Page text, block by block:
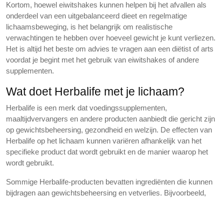
Kortom, hoewel eiwitshakes kunnen helpen bij het afvallen als
onderdeel van een uitgebalanceerd dieet en regelmatige
lichaamsbeweging, is het belangrijk om realistische
verwachtingen te hebben over hoeveel gewicht je kunt verliezen.
Het is altijd het beste om advies te vragen aan een diëtist of arts
voordat je begint met het gebruik van eiwitshakes of andere
supplementen.
Wat doet Herbalife met je lichaam?
Herbalife is een merk dat voedingssupplementen,
maaltijdvervangers en andere producten aanbiedt die gericht zijn
op gewichtsbeheersing, gezondheid en welzijn. De effecten van
Herbalife op het lichaam kunnen variëren afhankelijk van het
specifieke product dat wordt gebruikt en de manier waarop het
wordt gebruikt.
Sommige Herbalife-producten bevatten ingrediënten die kunnen
bijdragen aan gewichtsbeheersing en vetverlies. Bijvoorbeeld,